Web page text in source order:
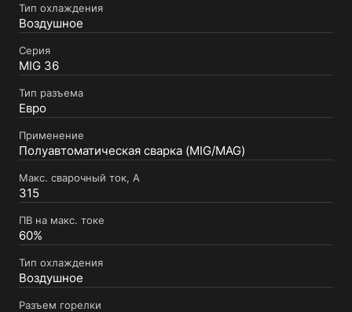
Тип охлаждения
Воздушное
Серия
MIG 36
Тип разъема
Евро
Применение
Полуавтоматическая сварка (MIG/MAG)
Макс. сварочный ток, А
315
ПВ на макс. токе
60%
Тип охлаждения
Воздушное
Разъем горелки